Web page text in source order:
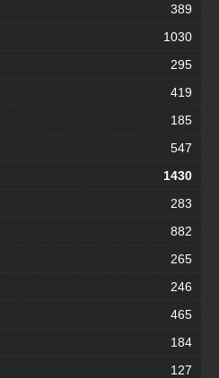
389
1030
295
419
185
547
1430
283
882
265
246
465
184
127